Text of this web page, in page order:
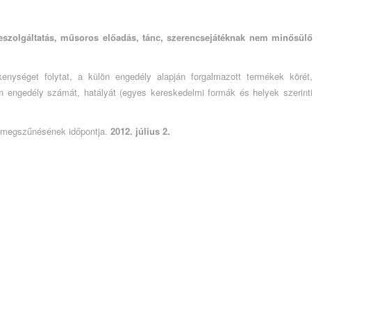
műsoros előadás, tánc, szerencsejátéknak nem minősülő
folytat, a külön engedély alapján forgalmazott termékek körét,
számát, hatályát (egyes kereskedelmi formák és helyek szerinti
időpontja. 2012. július 2.